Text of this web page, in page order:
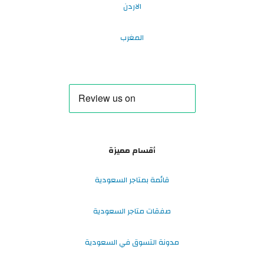
الاردن
المغرب
أقسام مميزة
قائمة بمتاجر السعودية
صفقات متاجر السعودية
مدونة التسوق في السعودية